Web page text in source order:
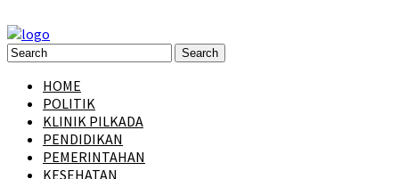
HOME
POLITIK
KLINIK PILKADA
PENDIDIKAN
PEMERINTAHAN
KESEHATAN